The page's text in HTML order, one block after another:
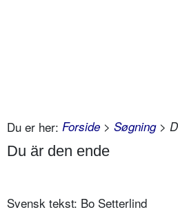
Du er her: Forside > Søgning>
Du är den ende
Svensk tekst: Bo Setterlind